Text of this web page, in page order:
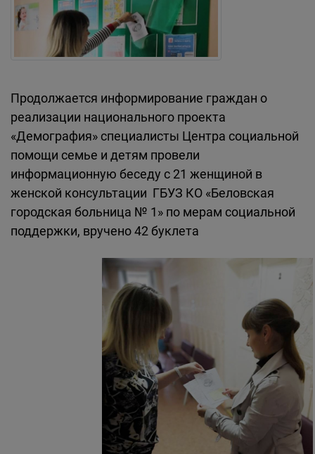
Продолжается информирование граждан о
реализации национального проекта
«Демография» специалисты Центра социальной
помощи семье и детям провели
информационную беседу с 21 женщиной в
женской консультации ГБУЗ КО «Беловская
городская больница № 1» по мерам социальной
поддержки, вручено 42 буклета